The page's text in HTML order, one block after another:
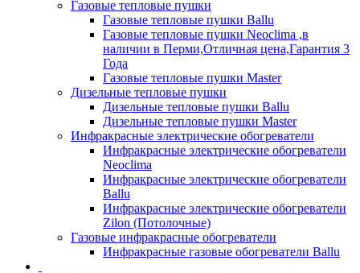
Газовые тепловые пушки
Газовые тепловые пушки Ballu
Газовые тепловые пушки Neoclima ,в
наличии в Перми,Отличная цена,Гарантия 3
Года
Газовые тепловые пушки Master
Дизельные тепловые пушки
Дизельные тепловые пушки Ballu
Дизельные тепловые пушки Master
Инфракрасные электрические обогреватели
Инфракрасные электрические обогреватели
Neoclima
Инфракрасные электрические обогреватели
Ballu
Инфракрасные электрические обогреватели
Zilon (Потолочные)
Газовые инфракрасные обогреватели
Инфракрасные газовые обогреватели Ballu